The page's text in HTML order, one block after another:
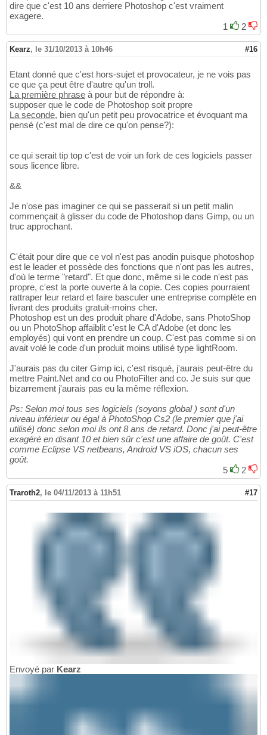
dire que c'est 10 ans derriere Photoshop c'est vraiment
exagere.
1
2
Kearz, le 31/10/2013 à 10h46 #16
Etant donné que c'est hors-sujet et provocateur, je ne vois pas
ce que ça peut être d'autre qu'un troll.
La première phrase à pour but de répondre à:
supposer que le code de Photoshop soit propre
La seconde, bien qu'un petit peu provocatrice et évoquant ma
pensé (c'est mal de dire ce qu'on pense?):
ce qui serait tip top c'est de voir un fork de ces logiciels passer
sous licence libre.
&&
Je n'ose pas imaginer ce qui se passerait si un petit malin
commençait à glisser du code de Photoshop dans Gimp, ou un
truc approchant.
C'était pour dire que ce vol n'est pas anodin puisque photoshop
est le leader et possède des fonctions que n'ont pas les autres,
d'où le terme "retard". Et que donc, même si le code n'est pas
propre, c'est la porte ouverte à la copie. Ces copies pourraient
rattraper leur retard et faire basculer une entreprise complète en
livrant des produits gratuit-moins cher.
Photoshop est un des produit phare d'Adobe, sans PhotoShop
ou un PhotoShop affaiblit c'est le CA d'Adobe (et donc les
employés) qui vont en prendre un coup. C'est pas comme si on
avait volé le code d'un produit moins utilisé type lightRoom.
J'aurais pas du citer Gimp ici, c'est risqué, j'aurais peut-être du
mettre Paint.Net and co ou PhotoFilter and co. Je suis sur que
bizarrement j'aurais pas eu la même réflexion.
Ps: Selon moi tous ses logiciels (soyons global ) sont d'un
niveau inférieur ou égal à PhotoShop Cs2 (le premier que j'ai
utilisé) donc selon moi ils ont 8 ans de retard. Donc j'ai peut-être
exagéré en disant 10 et bien sûr c'est une affaire de goût. C'est
comme Eclipse VS netbeans, Android VS iOS, chacun ses
goût.
5
2
Traroth2, le 04/11/2013 à 11h51 #17
Envoyé par Kearz